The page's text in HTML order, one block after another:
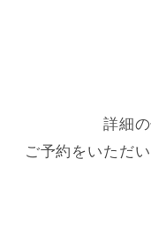
詳細
ご予約をいただ